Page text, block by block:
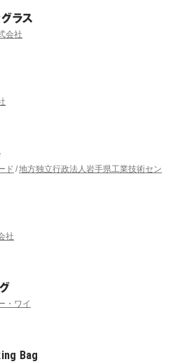
ラス
会社
ド 地方独立行政法人岩手県工業技術セン
社
・ワイ
Bag